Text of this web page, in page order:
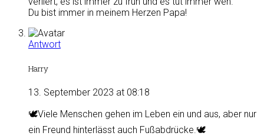
Du bist immer in meinem Herzen Papa!
Antwort
Harry
13. September 2023 at 08:18
🕊Viele Menschen gehen im Leben ein und aus, aber nur
ein Freund hinterlässt auch Fußabdrücke.🕊